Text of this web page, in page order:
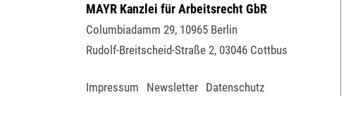
MAYR Kanzlei für Arbeitsrecht GbR
Columbiadamm 29, 10965 Berlin
Rudolf-Breitscheid-Straße 2, 03046 Cottbus
Impressum Newsletter Datenschutz